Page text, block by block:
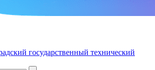
государственный технический